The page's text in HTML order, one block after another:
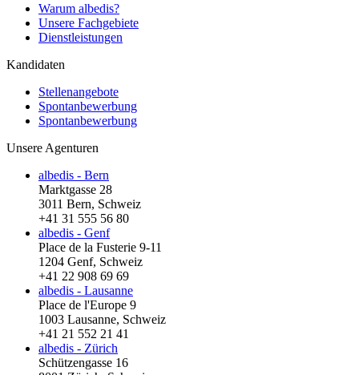
Warum albedis?
Unsere Fachgebiete
Dienstleistungen
Kandidaten
Stellenangebote
Spontanbewerbung
Spontanbewerbung
Unsere Agenturen
albedis - Bern
Marktgasse 28
3011 Bern, Schweiz
+41 31 555 56 80
albedis - Genf
Place de la Fusterie 9-11
1204 Genf, Schweiz
+41 22 908 69 69
albedis - Lausanne
Place de l'Europe 9
1003 Lausanne, Schweiz
+41 21 552 21 41
albedis - Zürich
Schützengasse 16